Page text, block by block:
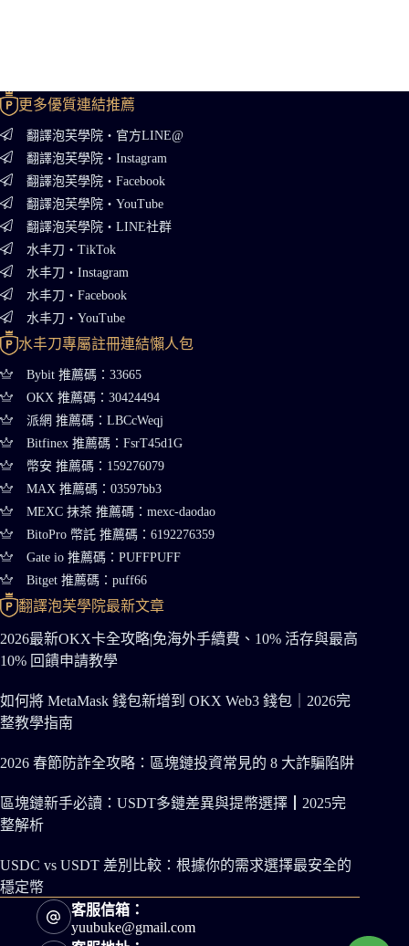
更多優質連結推薦
翻譯泡芙學院・官方LINE@
翻譯泡芙學院・Instagram
翻譯泡芙學院・Facebook
翻譯泡芙學院・YouTube
翻譯泡芙學院・LINE社群
水丰刀・TikTok
水丰刀・Instagram
水丰刀・Facebook
水丰刀・YouTube
水丰刀專屬註冊連結懶人包
Bybit 推薦碼：33665
OKX 推薦碼：30424494
派網 推薦碼：LBCcWeqj
Bitfinex 推薦碼：FsrT45d1G
幣安 推薦碼：159276079
MAX 推薦碼：03597bb3
MEXC 抹茶 推薦碼：mexc-daodao
BitoPro 幣託 推薦碼：6192276359
Gate io 推薦碼：PUFFPUFF
Bitget 推薦碼：puff66
翻譯泡芙學院最新文章
2026最新OKX卡全攻略|免海外手續費、10% 活存與最高
10% 回饋申請教學
如何將 MetaMask 錢包新增到 OKX Web3 錢包｜2026完
整教學指南
2026 春節防詐全攻略：區塊鏈投資常見的 8 大詐騙陷阱
區塊鏈新手必讀：USDT多鏈差異與提幣選擇┃2025完
整解析
USDC vs USDT 差別比較：根據你的需求選擇最安全的
穩定幣
客服信箱：
yuubuke@gmail.com